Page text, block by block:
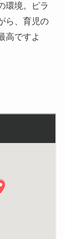
環境。ピラ
ら、育児の
高ですよ